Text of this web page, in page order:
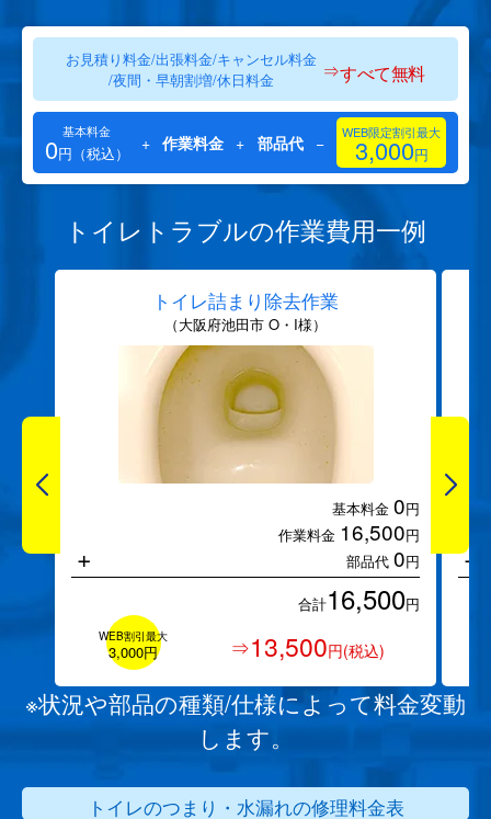
お見積り料金/出張料金/キャンセル料金
/夜間・早朝割増/休日料金
⇒すべて無料
基本料金
0円（税込） + 作業料金 + 部品代 − WEB限定割引最大
3,000円
トイレトラブルの作業費用一例
トイレ詰まり除去作業
（大阪府池田市 O・I様）
基本料金 0円
作業料金 16,500円
部品代 0円
+
合計16,500円
WEB割引最大
3,000円 ⇒13,500円(税込)
+
※状況や部品の種類/仕様によって料金変動
します。
トイレのつまり・水漏れの修理料金表